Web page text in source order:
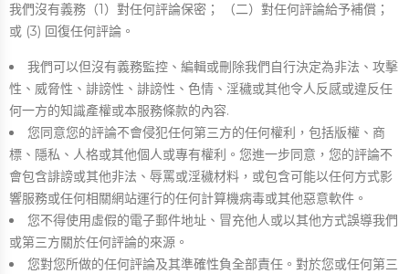
我們沒有義務（1）對任何評論保密； （二）對任何評論給予補償；
或 (3) 回復任何評論。
我們可以但沒有義務監控、編輯或刪除我們自行決定為非法、攻擊
性、威脅性、誹謗性、誹謗性、色情、淫穢或其他令人反感或違反任
何一方的知識產權或本服務條款的內容.
您同意您的評論不會侵犯任何第三方的任何權利，包括版權、商
標、隱私、人格或其他個人或專有權利。您進一步同意，您的評論不
會包含誹謗或其他非法、辱罵或淫穢材料，或包含可能以任何方式影
響服務或任何相關網站運行的任何計算機病毒或其他惡意軟件。
您不得使用虛假的電子郵件地址、冒充他人或以其他方式誤導我們
或第三方關於任何評論的來源。
您對您所做的任何評論及其準確性負全部責任。對於您或任何第三